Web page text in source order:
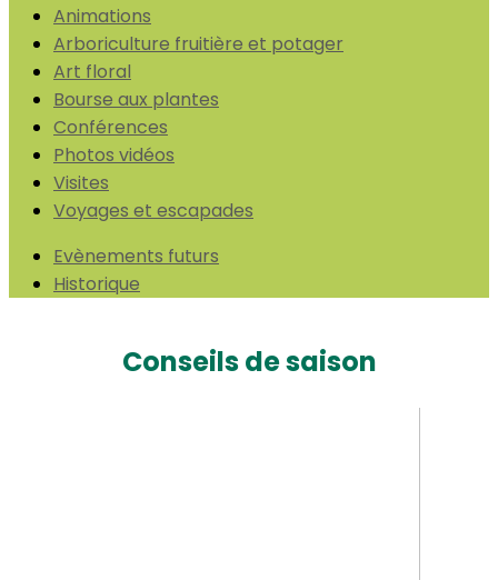
Animations
Arboriculture fruitière et potager
Art floral
Bourse aux plantes
Conférences
Photos vidéos
Visites
Voyages et escapades
Evènements futurs
Historique
Conseils de saison